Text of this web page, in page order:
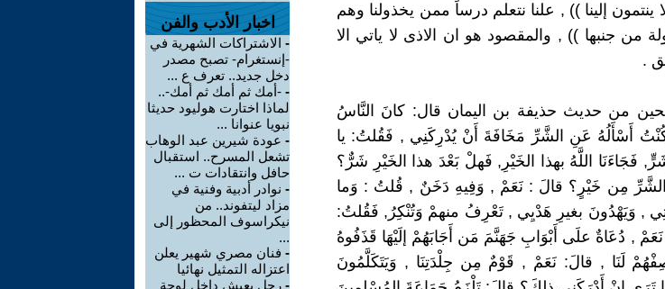
ينتمون إلينا )) , علنا نتعلم درساً ممن يخذولنا وهم
من جنبها )) , والمقصود هو ان الاذى لا ياتي الا
.
من حديث حذيفة بن اليمان قال: كانَ النَّاسُ
أَسْأَلُهُ عَنِ الشَّرِّ مَخَافَةَ أَنْ يُدْرِكَنِي , فَقُلتُ: يا
فَجَاءَنَا اللَّهُ بهذا الخَيْرِ, فَهلْ بَعْدَ هذا الخَيْرِ شَرٌّ؟
مِن خَيْرٍ؟ قالَ : نَعَمْ , وَفِيهِ دَخَنٌ , قُلتُ : وَما
, وَيَهْدُونَ بغيرِ هَدْيِي , تَعْرِفُ منهمْ وَتُنْكِرُ, فَقُلتُ:
, دُعَاةٌ علَى أَبْوَابِ جَهَنَّمَ مَن أَجَابَهُمْ إلَيْهَا قَذَفُوهُ
لَنَا , قالَ: نَعَمْ , قَوْمٌ مِن جِلْدَتِنَا , وَيَتَكَلَّمُونَ
اخبار الأدب والفن
- الاشتراكات الشهرية في
-إنستغرام- تصبح مصدر
دخل جديد.. تعرف ع ...
- -أمك ثم أمك ثم أمك-..
لماذا اختارت هوليود حديثا
نبويا عنوانا ...
- عودة شيرين عبد الوهاب
تشعل المسرح.. استقبال
حافل وانتقادات ت ...
- نوادر أدبية وفنية في
مزاد ليتفوند.. من
نيكراسوف المحظور إلى
...
- فنان مصري شهير يعلن
اعتزاله التمثيل نهائيا
- رجل يعيش داخل لوحة